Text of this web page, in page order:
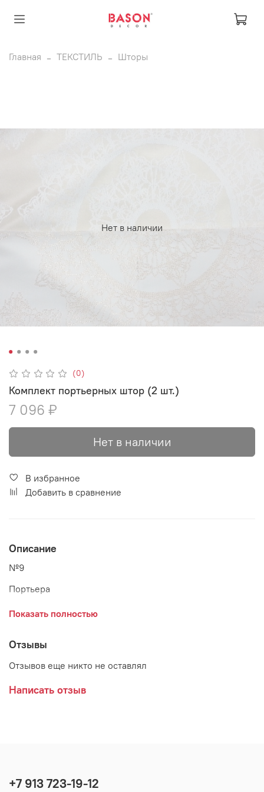
Главная ТЕКСТИЛЬ Шторы
Нет в наличии
(0)
Комплект портьерных штор (2 шт.)
7 096 ₽
Нет в наличии
В избранное
Добавить в сравнение
Описание
№9
Портьера
Высота - 280 см
Отделка верха - гардинная лента
Показать полностью
Отзывы
Отзывов еще никто не оставлял
Написать отзыв
+7 913 723-19-12